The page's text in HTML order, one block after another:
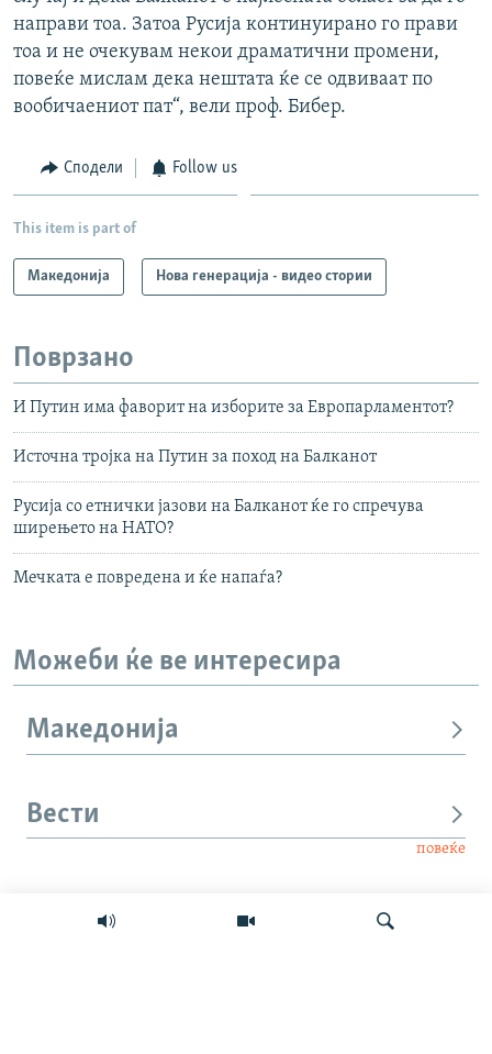
направи тоа. Затоа Русија континуирано го прави
тоа и не очекувам некои драматични промени,
повеќе мислам дека нештата ќе се одвиваат по
вообичаениот пат“, вели проф. Бибер.
Сподели Follow us
This item is part of
Македонија Нова генерација - видео стории
Поврзано
И Путин има фаворит на изборите за Европарламентот?
Источна тројка на Путин за поход на Балканот
Русија со етнички јазови на Балканот ќе го спречува
ширењето на НАТО?
Мечката е повредена и ќе напаѓа?
Можеби ќе ве интересира
Македонија
Вести
повеќе
Интервју